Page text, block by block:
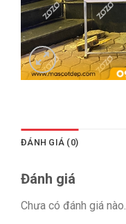
ĐÁNH GIÁ (0)
Đánh giá
Chưa có đánh giá nào.